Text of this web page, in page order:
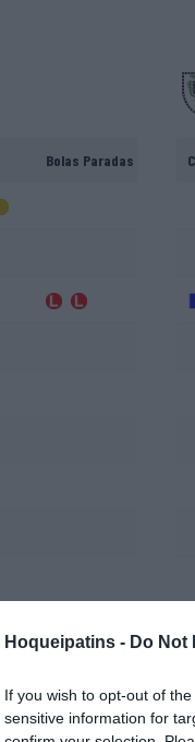
Hoqueipatins - Do Not
If you wish to opt-out of
sensitive information for
Bolas Paradas